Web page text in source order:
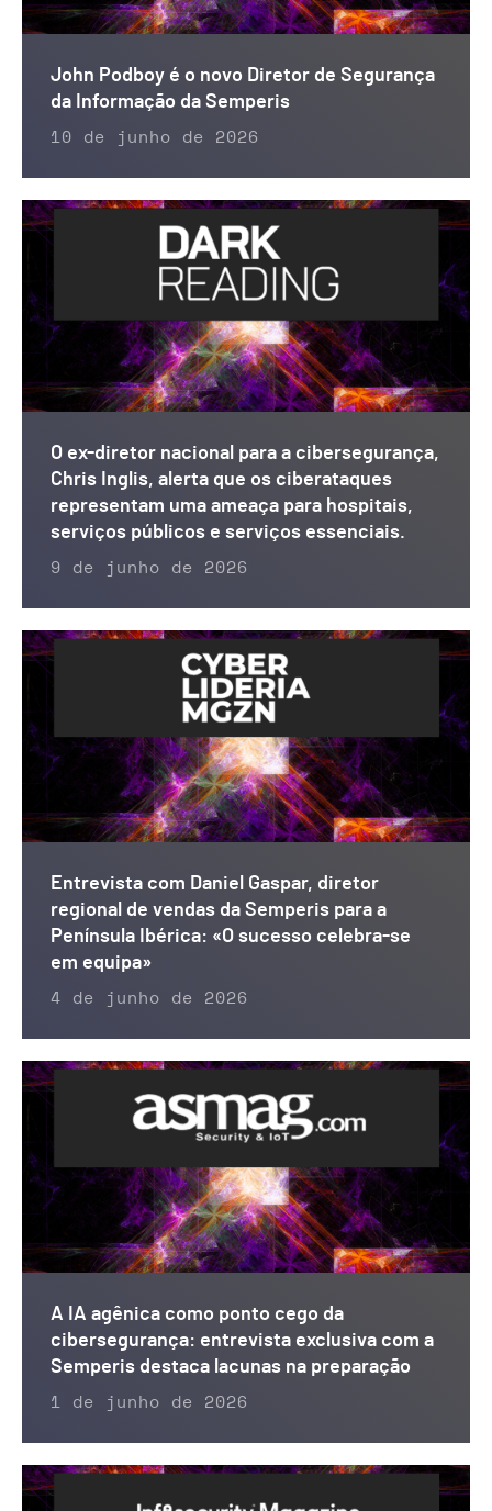
John Podboy é o novo Diretor de Segurança
da Informação da Semperis
10 de junho de 2026
O ex-diretor nacional para a cibersegurança,
Chris Inglis, alerta que os ciberataques
representam uma ameaça para hospitais,
serviços públicos e serviços essenciais.
9 de junho de 2026
Entrevista com Daniel Gaspar, diretor
regional de vendas da Semperis para a
Península Ibérica: «O sucesso celebra-se
em equipa»
4 de junho de 2026
A IA agênica como ponto cego da
cibersegurança: entrevista exclusiva com a
Semperis destaca lacunas na preparação
1 de junho de 2026